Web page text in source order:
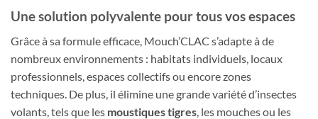
Une solution polyvalente pour tous vos espaces
Grâce à sa formule efficace, Mouch’CLAC s’adapte à de
nombreux environnements : habitats individuels, locaux
professionnels, espaces collectifs ou encore zones
techniques. De plus, il élimine une grande variété d’insectes
volants, tels que les moustiques tigres , les mouches ou les